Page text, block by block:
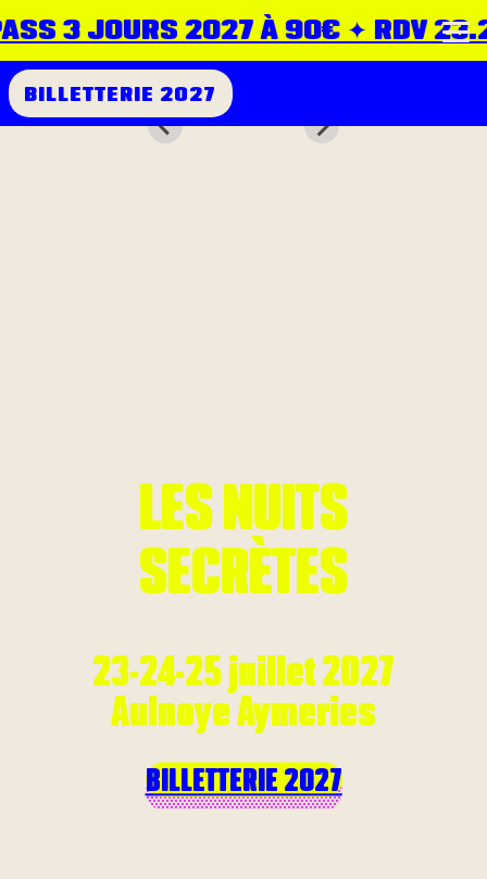
3 JOURS 2027 À 90€ ✦ RDV
BILLETTERIE 2027
LES NUITS
SECRÈTES
23·24·25 juillet 2027
Aulnoye Aymeries
BILLETTERIE 2027